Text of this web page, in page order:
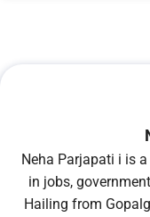
Neha Parjapati i is
in jobs,
Hailing from